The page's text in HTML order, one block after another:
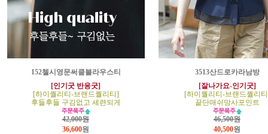
152첼시영문써클블라우스티
[인기굿 반응굿]
[하이퀄리티-브랜드퀄리티]
후들후들 구김없고 세련되게
42,000원
36,600원
3513산드로카라남방
[잘나가요-인기굿]
[하이퀄리티-브랜드퀄리
끝단매쉬망사포인트
46,500원
40,500원